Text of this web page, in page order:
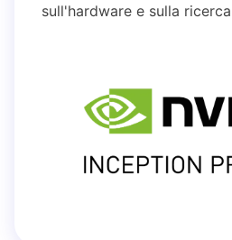
sull'hardware e sulla